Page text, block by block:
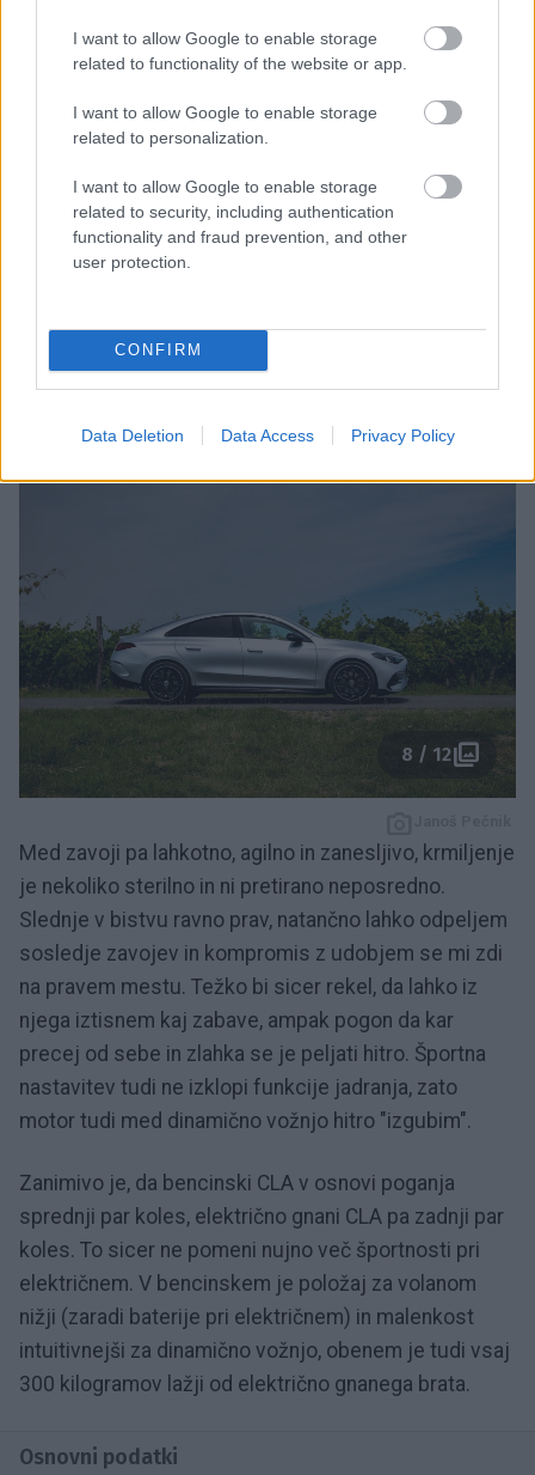
I want to allow Google to enable storage
related to functionality of the website or app.
I want to allow Google to enable storage
related to personalization.
I want to allow Google to enable storage
related to security, including authentication
functionality and fraud prevention, and other
user protection.
CONFIRM
Data Deletion Data Access Privacy Policy
Udoben in agilen obenem, a
najbolj zahtevni se boste hitro
ob kaj spotaknili
Na lepem asfaltu je vožnja s CLA-jem več kot
prijetna. Premore tisti bistven občutek razkošja
večjih Mercedesovih limuzin. S tem mislim
gibanju. To razkošje nekoliko izpuhti potem le v vožnji
čez izrazitejše prečne grbine, ki jih vedno ne ublaži
8 / 12
Med zavoji pa lahkotno, agilno in zanesljivo, krmiljenje
je nekoliko sterilno in ni pretirano neposredno.
Slednje v bistvu ravno prav, natančno lahko odpeljem
sosledje zavojev in kompromis z udobjem se mi zdi
na pravem mestu. Težko bi sicer rekel, da lahko iz
njega iztisnem kaj zabave, ampak pogon da kar
precej od sebe in zlahka se je peljati hitro. Športna
nastavitev tudi ne izklopi funkcije jadranja, zato
motor tudi med dinamično vožnjo hitro "izgubim".
Zanimivo je, da bencinski CLA v osnovi poganja
sprednji par koles, električno gnani CLA pa zadnji par
koles. To sicer ne pomeni nujno več športnosti pri
električnem. V bencinskem je položaj za volanom
nižji (zaradi baterije pri električnem) in malenkost
intuitivnejši za dinamično vožnjo, obenem je tudi vsaj
300 kilogramov lažji od električno gnanega brata.
Osnovni podatki